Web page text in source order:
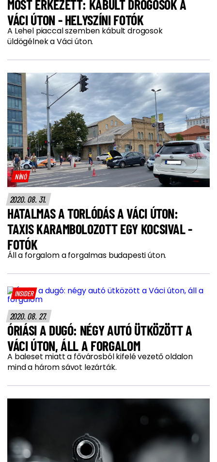
MOST ÉRKEZETT: KÁBULT DROGOSOK A
VÁCI ÚTON - HELYSZÍNI FOTÓK
A Lehel piaccal szemben kábult drogosok
üldögélnek a Váci úton.
NÍNÓ
2020. 08. 31.
HATALMAS A TORLÓDÁS A VÁCI ÚTON:
TAXIS KARAMBOLOZOTT EGY KOCSIVAL -
FOTÓK
Áll a forgalom a forgalmas budapesti úton.
INSIDER
2020. 08. 27.
ÓRIÁSI A DUGÓ: NÉGY AUTÓ ÜTKÖZÖTT A
VÁCI ÚTON, ÁLL A FORGALOM
A baleset miatt a fővárosból kifelé vezető oldalon
mind a három sávot lezárták.